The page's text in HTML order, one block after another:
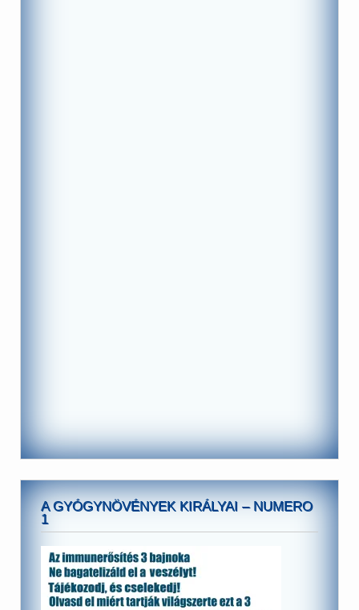
A GYÓGYNÖVÉNYEK KIRÁLYAI – NUMERO
1